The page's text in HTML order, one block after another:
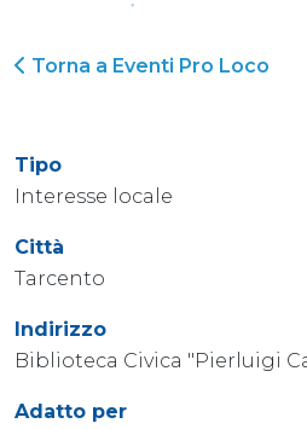
Torna a Eventi Pro Loco
Tipo
Interesse locale
Città
Tarcento
Indirizzo
Biblioteca Civica "Pierluigi
Adatto per